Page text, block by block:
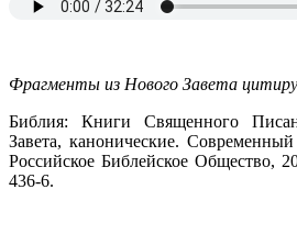
Фрагменты из Нового Завета
Библия: Книги Священного
Завета, канонические.
Российское Библейское Общество,
436-6.